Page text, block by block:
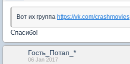
Вот их группа https://vk.com/crashmovies
Спасибо!
Гость_Потап_*
06 Jan 2017